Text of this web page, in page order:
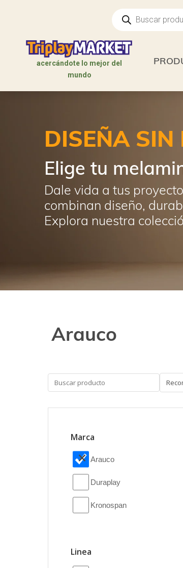
Búsqueda
de
productos
acercándote lo mejor del
mundo
DISEÑA SIN
Elige tu
Dale vida a tus
combinan diseño,
Explora nuestra
Arauco
Marca
Arauco
Duraplay
Kronospan
Linea